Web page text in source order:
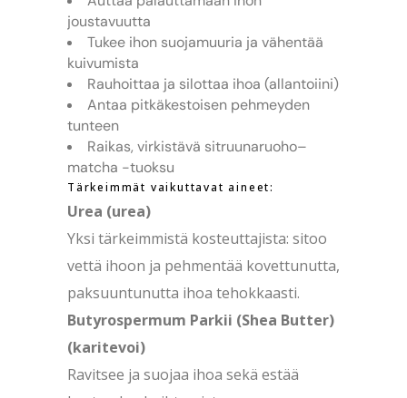
joustavuutta
Tukee ihon suojamuuria ja vähentää
kuivumista
Rauhoittaa ja silottaa ihoa (allantoiini)
Antaa pitkäkestoisen pehmeyden
tunteen
Raikas, virkistävä sitruunaruoho–
matcha -tuoksu
Tärkeimmät vaikuttavat aineet:
Urea (urea)
Yksi tärkeimmistä kosteuttajista: sitoo
vettä ihoon ja pehmentää kovettunutta,
paksuuntunutta ihoa tehokkaasti.
Butyrospermum Parkii (Shea Butter)
(karitevoi)
Ravitsee ja suojaa ihoa sekä estää